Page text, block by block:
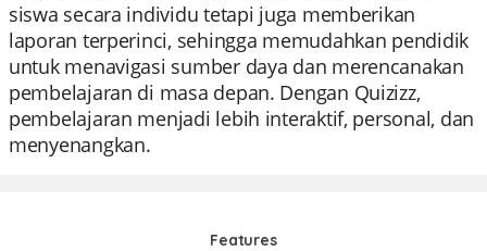
siswa secara individu tetapi juga memberikan
laporan terperinci, sehingga memudahkan pendidik
untuk menavigasi sumber daya dan merencanakan
pembelajaran di masa depan. Dengan Quizizz,
pembelajaran menjadi lebih interaktif, personal, dan
menyenangkan.
Features